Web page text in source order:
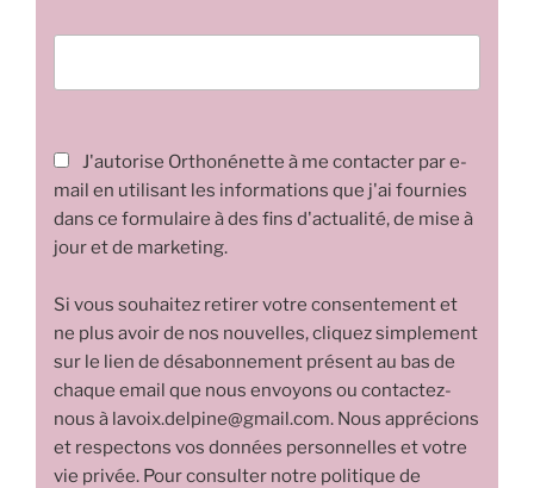
J'autorise Orthonénette à me contacter par e-
mail en utilisant les informations que j'ai fournies
dans ce formulaire à des fins d'actualité, de mise à
jour et de marketing.
Si vous souhaitez retirer votre consentement et
ne plus avoir de nos nouvelles, cliquez simplement
sur le lien de désabonnement présent au bas de
chaque email que nous envoyons ou contactez-
nous à lavoix.delpine@gmail.com. Nous apprécions
et respectons vos données personnelles et votre
vie privée. Pour consulter notre politique de